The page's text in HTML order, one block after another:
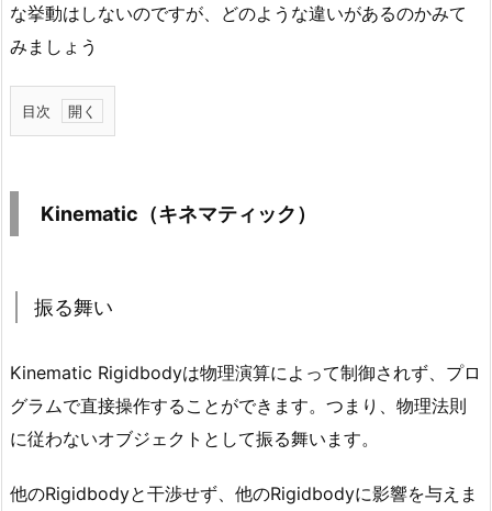
な挙動はしないのですが、どのような違いがあるのかみて
みましょう
目次
1.
n
a
i
c
ネ
マ
Kinematic（キネマティック）
振る舞い
Kinematic Rigidbodyは物理演算によって制御されず、プロ
グラムで直接操作することができます。つまり、物理法則
に従わないオブジェクトとして振る舞います。
他のRigidbodyと干渉せず、他のRigidbodyに影響を与えま